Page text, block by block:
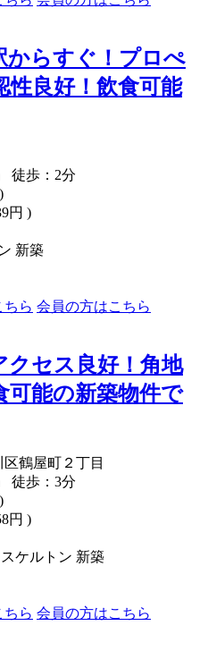
からすぐ！プロぺ
性良好！飲食可能
徒歩：2分
円 )
新築
ちら 会員の方はこちら
クセス良好！角地
可能の新築物件で
鶴屋町２丁目
徒歩：3分
円 )
スケルトン 新築
ちら 会員の方はこちら